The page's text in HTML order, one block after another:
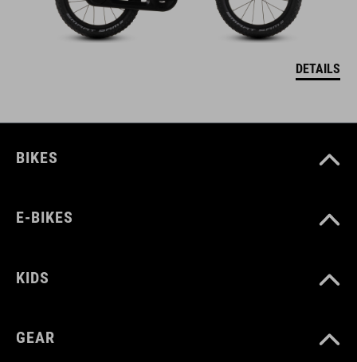
DETAILS
BIKES
E-BIKES
KIDS
GEAR